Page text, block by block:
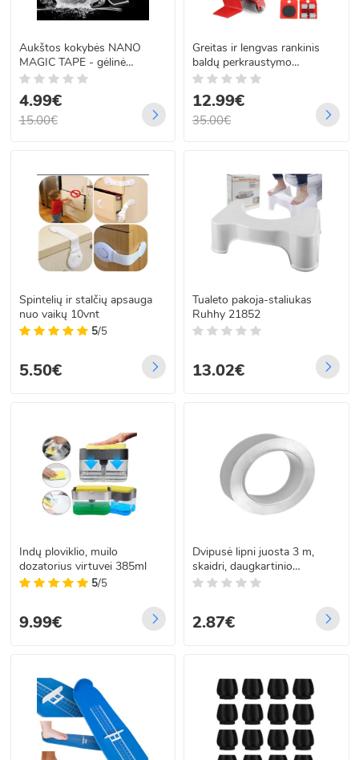
Aukštos kokybės NANO
MAGIC TAPE - gėlinė
juostelė 5m
4.99€
15.00€
Greitas ir lengvas rankinis
baldų perkraustymo
prietaisas ant ratukų
12.99€
35.00€
Spintelių ir stalčių apsauga
nuo vaikų 10vnt
5/5
5.50€
Tualeto pakoja-staliukas
Ruhhy 21852
13.02€
Indų ploviklio, muilo
dozatorius virtuvei 385ml
5/5
9.99€
Dvipusė lipni juosta 3 m,
skaidri, daugkartinio
naudojimo
2.87€